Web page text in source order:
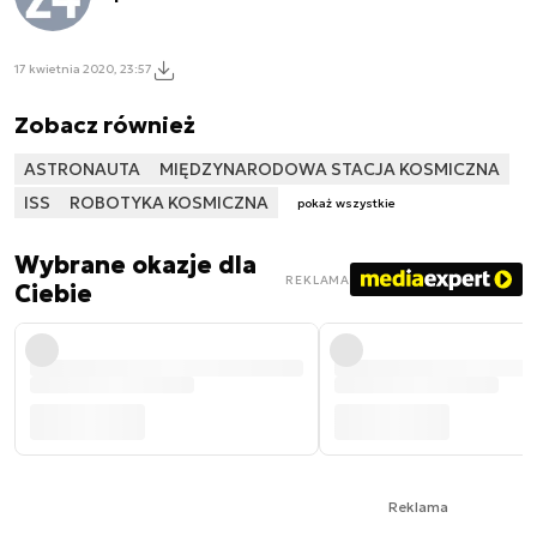
17 kwietnia 2020, 23:57
Zobacz również
ASTRONAUTA
MIĘDZYNARODOWA STACJA KOSMICZNA
ISS
ROBOTYKA KOSMICZNA pokaż wszystkie
Wybrane okazje dla
Ciebie
REKLAMA
Reklama